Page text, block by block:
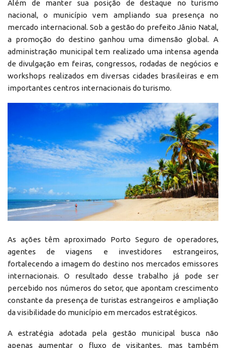
Além de manter sua posição de destaque no turismo
nacional, o município vem ampliando sua presença no
mercado internacional. Sob a gestão do prefeito Jânio Natal,
a promoção do destino ganhou uma dimensão global. A
administração municipal tem realizado uma intensa agenda
de divulgação em feiras, congressos, rodadas de negócios e
workshops realizados em diversas cidades brasileiras e em
importantes centros internacionais do turismo.
As ações têm aproximado Porto Seguro de operadores,
agentes de viagens e investidores estrangeiros,
fortalecendo a imagem do destino nos mercados emissores
internacionais. O resultado desse trabalho já pode ser
percebido nos números do setor, que apontam crescimento
constante da presença de turistas estrangeiros e ampliação
da visibilidade do município em mercados estratégicos.
A estratégia adotada pela gestão municipal busca não
apenas aumentar o fluxo de visitantes, mas também